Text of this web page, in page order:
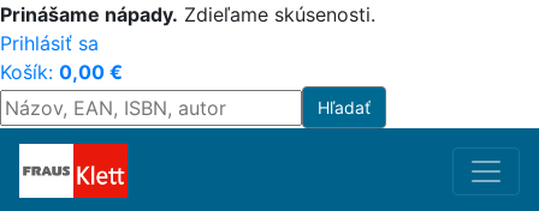
Prinášame nápady. Zdieľame skúsenosti.
Prihlásiť sa
Košík: 0,00 €